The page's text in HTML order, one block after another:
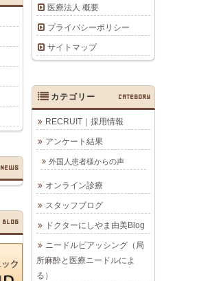
医療法人 概要
プライバシーポリシー
サイトマップ
カテゴリー CATEGORY
RECRUIT｜採用情報
アンケート結果
外国人患者様からの声
オンライン診療
スタッフブログ
ドクターにしやま由美Blog
ニードルピアッシング（局
所麻酔と医療ニードルによ
る）
NEWS
BLOG